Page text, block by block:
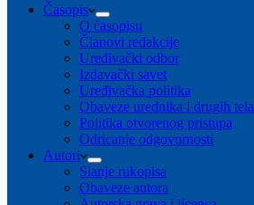
Časopis
O časopisu
Članovi redakcije
Uređivački odbor
Izdavački savet
Uređivačka politika
Obaveze urednika i drugih tela
Politika otvorenog pristupa
Odricanje odgovornosti
Autori
Slanje rukopisa
Obaveze autora